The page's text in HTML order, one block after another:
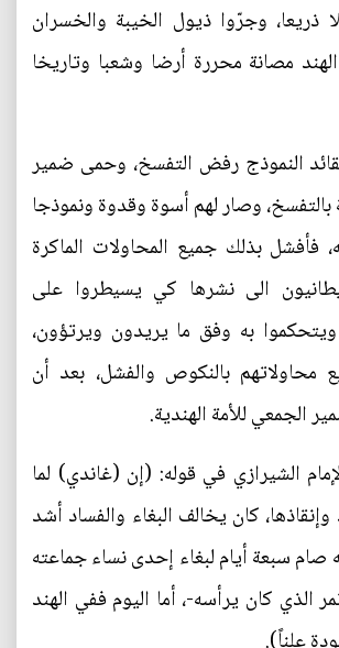
ذريعا، وجرّوا ذيول الخيبة والخسران
مصانة محررة أرضا وشعبا وتاريخا
النموذج رفض التفسخ، وحمى ضمير
بالتفسخ، وصار لهم أسوة وقدوة ونموذجا
فأفشل بذلك جميع المحاولات الماكرة
الى نشرها كي يسيطروا على
به وفق ما يريدون ويرتؤون،
محاولاتهم بالنكوص والفشل، بعد أن
الجمعي للأمة الهندية.
الشيرازي في قوله: (إن (غاندي) لما
كان يخالف البغاء والفساد أشد
صام سبعة أيام لبغاء إحدى نساء جماعته
الذي كان يرأسه-، أما اليوم ففي الهند